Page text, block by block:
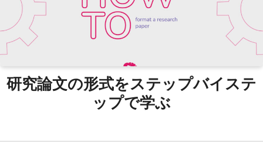
研究論文の形式をステップバイステ
ップで学ぶ